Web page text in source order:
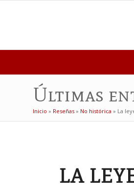
Últimas
Inicio » Reseñas » No histórica » La
LA